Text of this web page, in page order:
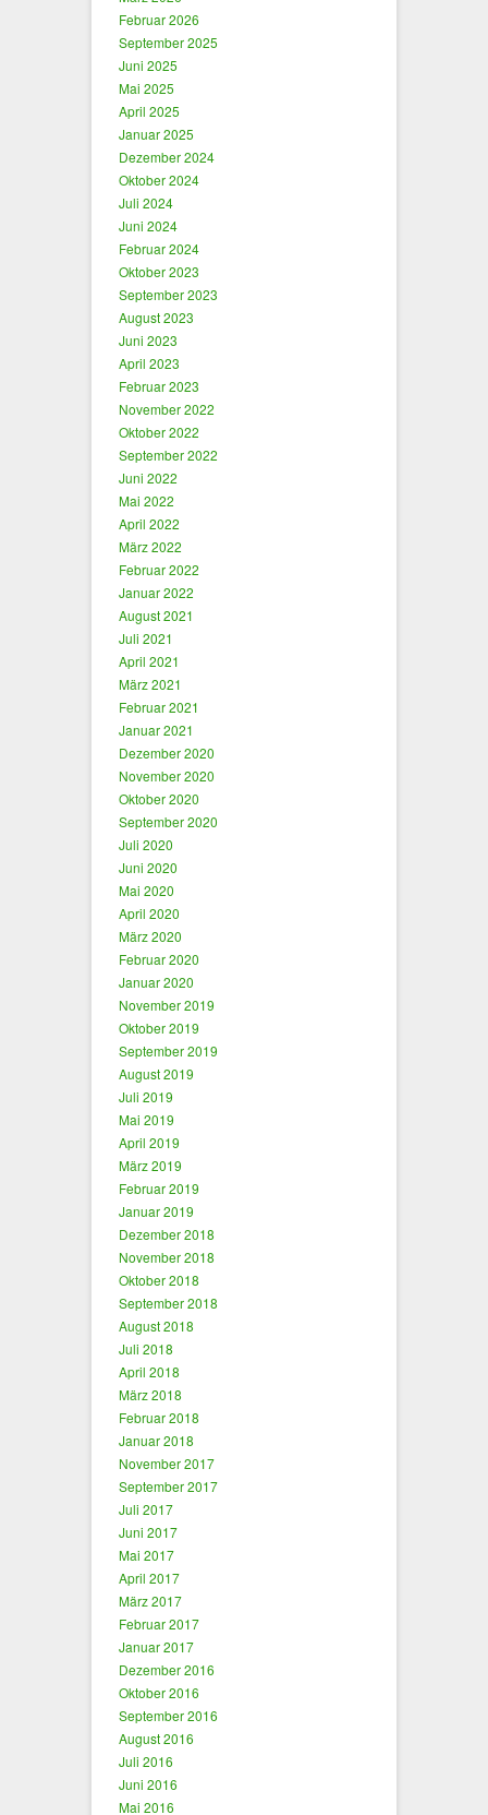
Februar 2026
September 2025
Juni 2025
Mai 2025
April 2025
Januar 2025
Dezember 2024
Oktober 2024
Juli 2024
Juni 2024
Februar 2024
Oktober 2023
September 2023
August 2023
Juni 2023
April 2023
Februar 2023
November 2022
Oktober 2022
September 2022
Juni 2022
Mai 2022
April 2022
März 2022
Februar 2022
Januar 2022
August 2021
Juli 2021
April 2021
März 2021
Februar 2021
Januar 2021
Dezember 2020
November 2020
Oktober 2020
September 2020
Juli 2020
Juni 2020
Mai 2020
April 2020
März 2020
Februar 2020
Januar 2020
November 2019
Oktober 2019
September 2019
August 2019
Juli 2019
Mai 2019
April 2019
März 2019
Februar 2019
Januar 2019
Dezember 2018
November 2018
Oktober 2018
September 2018
August 2018
Juli 2018
April 2018
März 2018
Februar 2018
Januar 2018
November 2017
September 2017
Juli 2017
Juni 2017
Mai 2017
April 2017
März 2017
Februar 2017
Januar 2017
Dezember 2016
Oktober 2016
September 2016
August 2016
Juli 2016
Juni 2016
Mai 2016